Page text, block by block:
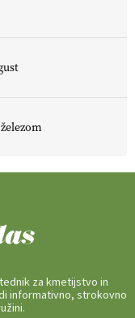
za kmetijstvo in
informativno, strokovno